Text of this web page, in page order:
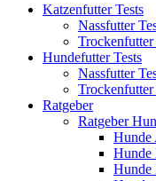
Katzenfutter Tests
Nassfutter
Trockenfutter
Hundefutter Tests
Nassfutter
Trockenfutter
Ratgeber
Ratgeber
Hunde
Hunde
Hunde